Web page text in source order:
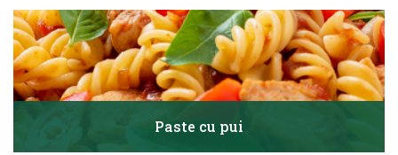
Paste cu pui